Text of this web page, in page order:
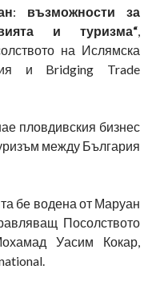
: възможности за
и туризма“,
на Ислямска
и Bridging Trade
пловдивския бизнес
между България
бе водена от Маруан
Посолството
Уасим Кокар,